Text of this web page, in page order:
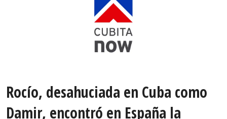
Rocío, desahuciada en Cuba como
Damir, encontró en España la